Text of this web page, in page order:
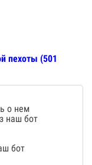
пехоты (501
о нем
наш бот
бот